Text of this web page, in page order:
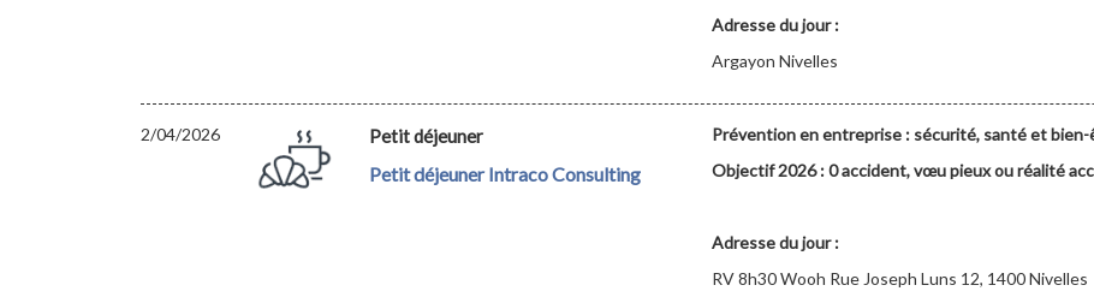
Adresse du jour :
Argayon Nivelles
2/04/2026 Petit déjeuner
Petit déjeuner Intraco Consulting
Prévention en entreprise : sécurité, santé et
Objectif 2026 : 0 accident, vœu pieux ou réalité
Adresse du jour :
RV 8h30 Wooh Rue Joseph Luns 12, 1400 Nivelles